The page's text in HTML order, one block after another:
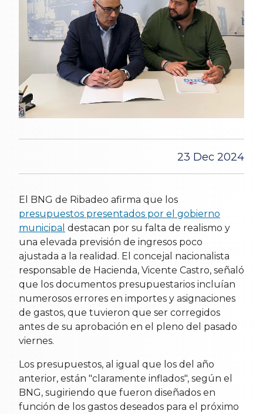
23 Dec 2024
El BNG de Ribadeo afirma que los
presupuestos presentados por el gobierno
municipal destacan por su falta de realismo y
una elevada previsión de ingresos poco
ajustada a la realidad. El concejal nacionalista
responsable de Hacienda, Vicente Castro, señaló
que los documentos presupuestarios incluían
numerosos errores en importes y asignaciones
de gastos, que tuvieron que ser corregidos
antes de su aprobación en el pleno del pasado
viernes.
Los presupuestos, al igual que los del año
anterior, están "claramente inflados", según el
BNG, sugiriendo que fueron diseñados en
función de los gastos deseados para el próximo